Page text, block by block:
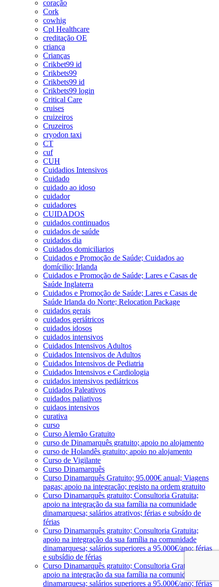
coração
Cork
cowhig
Cpl Healthcare
creditação OE
criança
Crianças
Crikbet99 id
Crikbets99
Crikbets99 id
Crikbets99 login
Critical Care
cruises
cruizeiros
Cruzeiros
cryodon taxi
CT
cuf
CUH
Cuidadios Intensivos
Cuidado
cuidado ao idoso
cuidador
cuidadores
CUIDADOS
cuidados continuados
cuidados de saúde
cuidados dia
Cuidados domiciliarios
Cuidados e Promoção de Saúde; Cuidados ao
domícilio; Irlanda
Cuidados e Promoção de Saúde; Lares e Casas de
Saúde Inglaterra
Cuidados e Promoção de Saúde; Lares e Casas de
Saúde Irlanda do Norte; Relocation Package
cuidados gerais
cuidados geriátricos
cuidados idosos
cuidados intensivos
Cuidados Intensivos Adultos
Cuidados Intensivos de Adultos
Cuidados Intensivos de Pediatria
Cuidados Intensivos e Cardiologia
cuidados intensivos pediátricos
Cuidados Paleativos
cuidados paliativos
cuidaos intensivos
curativa
curso
Curso Alemão Gratuito
curso de Dinamarquês gratuito; apoio no alojamento
curso de Holandês gratuito; apoio no alojamento
Curso de Vigilante
Curso Dinamarquês
Curso Dinamarquês Gratuito; 95.000€ anual; Viagens
pagas; apoio na integração; registo na ordem gratuito
Curso Dinamarquês gratuito; Consultoria Gratuita;
apoio na integração da sua família na comunidade
dinamarquesa; salários atrativos; férias e subsído de
férias
Curso Dinamarquês gratuito; Consultoria Gratuita;
apoio na integração da sua família na comunidade
dinamarquesa; salários superiores a 95.000€/ano; férias
e subsídio de férias
Curso Dinamarquês gratuito; Consultoria Gratuita;
apoio na integração da sua família na comunidade
dinamarquesa; salários superiores a 95.000€/ano; férias